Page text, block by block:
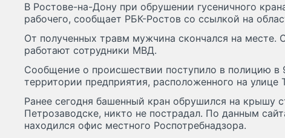
В Ростове-на-Дону при обрушении гусеничного
рабочего, сообщает РБК-Ростов со ссылкой на
От полученных травм мужчина скончался на месте.
работают сотрудники МВД.
Сообщение о происшествии поступило в полицию в
территории предприятия, расположенного на улице
Ранее сегодня башенный кран обрушился на крышу
Петрозаводске, никто не пострадал. По данным
находился офис местного Роспотребнадзора.